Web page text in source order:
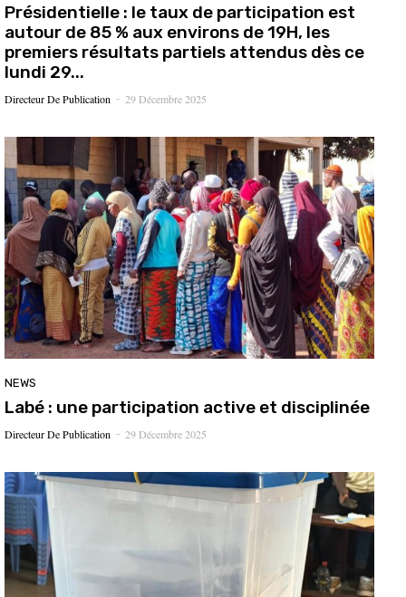
Présidentielle : le taux de participation est
autour de 85 % aux environs de 19H, les
premiers résultats partiels attendus dès ce
lundi 29...
Directeur De Publication - 29 Décembre 2025
NEWS
Labé : une participation active et disciplinée
Directeur De Publication - 29 Décembre 2025